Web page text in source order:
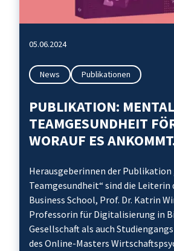
05.06.2024
News Publikationen
PUBLIKATION:
TEAMGESUNDHEIT
WORAUF ES
Herausgeberinnen der Publikation
Teamgesundheit“ sind die Leiterin
Business School, Prof. Dr. Katrin
Professorin für Digitalisierung in
Gesellschaft als auch
des Online-Masters